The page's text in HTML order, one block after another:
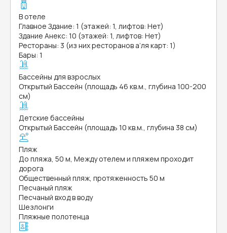
В отеле
Главное Здание: 1 (этажей: 1, лифтов: Нет)
Здание Анекс: 10 (этажей: 1, лифтов: Нет)
Рестораны: 3 (из них ресторанов а’ля карт: 1)
Бары: 1
Бассейны для взрослых
Открытый Бассейн (площадь 46 кв.м., глубина 100-200
см)
Детские бассейны
Открытый Бассейн (площадь 10 кв.м., глубина 38 см)
Пляж
До пляжа, 50 м, Между отелем и пляжем проходит
дорога
Общественный пляж, протяженность 50 м
Песчаный пляж
Песчаный вход в воду
Шезлонги
Пляжные полотенца